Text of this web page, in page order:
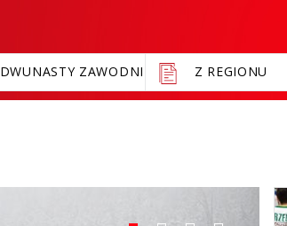
DWUNASTY ZAWODNIK Z REGIONU